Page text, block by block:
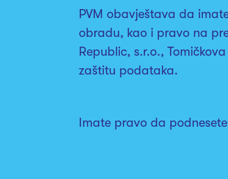
PVM obavještava da
obradu, kao i pravo na
Republic, s.r.o.,
zaštitu podataka.
Imate pravo da